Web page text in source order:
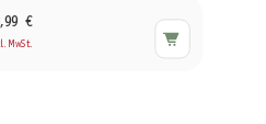
€
MwSt.